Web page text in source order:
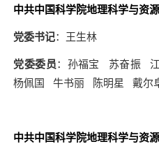
中共中国科学院地理科学与资
党委书记：王生林
党委委员： 孙福宝 苏奋振
杨佩国 牛书丽 陈明星 戴尔
中共中国科学院地理科学与资